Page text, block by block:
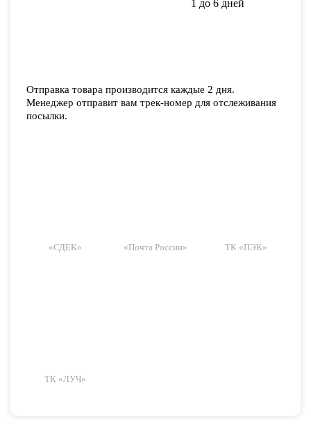
1 до 6 дней
Отправка товара производится каждые 2 дня.
Менеджер отправит вам трек-номер для отслеживания
посылки.
«СДЕК» «Почта России» ТК «ПЭК»
ТК «ЛУЧ»